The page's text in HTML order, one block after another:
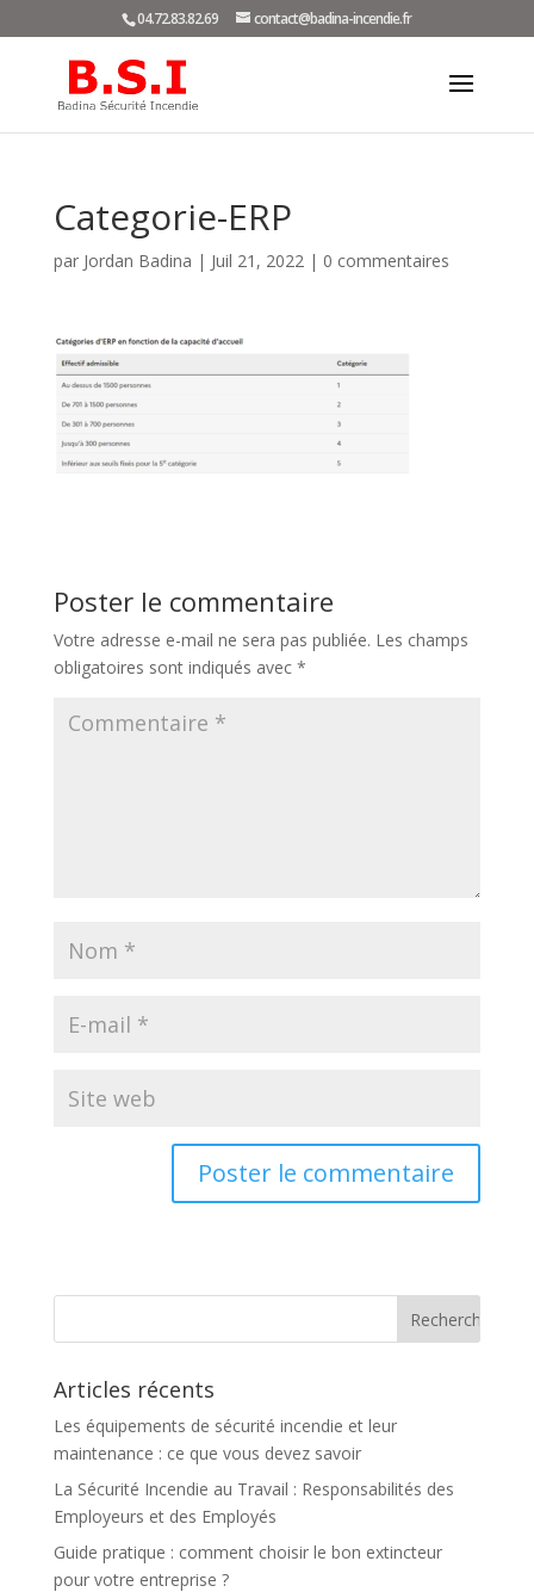
04.72.83.82.69 contact@badina-incendie.fr
Categorie-ERP
par Jordan Badina | Juil 21, 2022| 0 commentaires
Poster le commentaire
Votre adresse e-mail ne sera pas publiée. Les champs
obligatoires sont indiqués avec *
Articles récents
Les équipements de sécurité incendie et leur
maintenance : ce que vous devez savoir
La Sécurité Incendie au Travail : Responsabilités des
Employeurs et des Employés
Guide pratique : comment choisir le bon extincteur
pour votre entreprise ?